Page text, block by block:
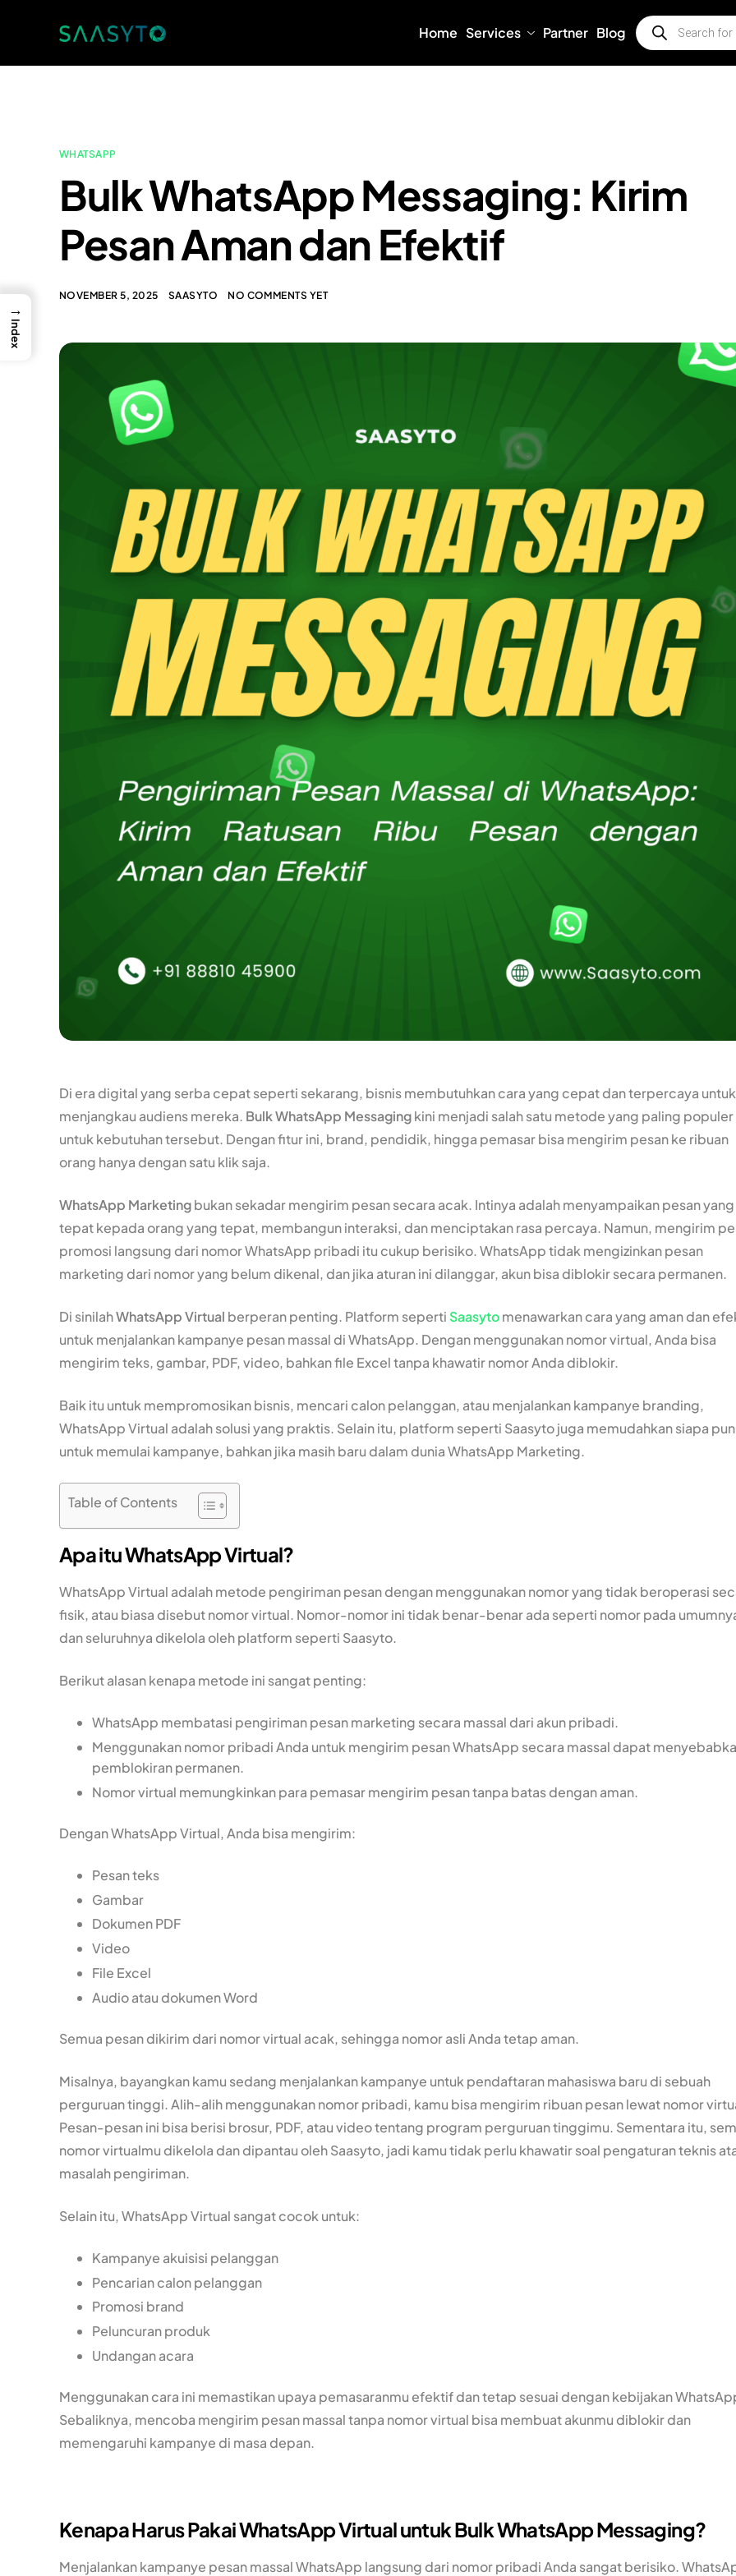
Home Services Partner Blog
WHATSAPP
Bulk WhatsApp Messaging: Kirim
Pesan Aman dan Efektif
NOVEMBER 5, 2025 SAASYTO NO COMMENTS YET
Di era digital yang serba cepat seperti sekarang, bisnis membutuhkan cara yang cepat dan terpercaya untuk
menjangkau audiens mereka. Bulk WhatsApp Messagingkini menjadi salah satu metode yang paling populer
untuk kebutuhan tersebut. Dengan fitur ini, brand, pendidik, hingga pemasar bisa mengirim pesan ke ribuan
orang hanya dengan satu klik saja.
WhatsApp Marketingbukan sekadar mengirim pesan secara acak. Intinya adalah menyampaikan pesan yang
tepat kepada orang yang tepat, membangun interaksi, dan menciptakan rasa percaya. Namun, mengirim
promosi langsung dari nomor WhatsApp pribadi itu cukup berisiko. WhatsApp tidak mengizinkan pesan
marketing dari nomor yang belum dikenal, dan jika aturan ini dilanggar, akun bisa diblokir secara permanen.
Di sinilahWhatsApp Virtual berperan penting. Platform seperti Saasytomenawarkan cara yang aman dan
untuk menjalankan kampanye pesan massal di WhatsApp. Dengan menggunakan nomor virtual, Anda bisa
mengirim teks, gambar, PDF, video, bahkan file Excel tanpa khawatir nomor Anda diblokir.
Baik itu untuk mempromosikan bisnis, mencari calon pelanggan, atau menjalankan kampanye branding,
WhatsApp Virtual adalah solusi yang praktis. Selain itu, platform seperti Saasyto juga memudahkan siapa pun
untuk memulai kampanye, bahkan jika masih baru dalam dunia WhatsApp Marketing.
Table of Contents
Apa itu WhatsApp Virtual?
WhatsApp Virtual adalah metode pengiriman pesan dengan menggunakan nomor yang tidak beroperasi
fisik, atau biasa disebut nomor virtual. Nomor-nomor ini tidak benar-benar ada seperti nomor pada
dan seluruhnya dikelola oleh platform seperti Saasyto.
Berikut alasan kenapa metode ini sangat penting:
WhatsApp membatasi pengiriman pesan marketing secara massal dari akun pribadi.
Menggunakan nomor pribadi Anda untuk mengirim pesan WhatsApp secara massal dapat
pemblokiran permanen.
Nomor virtual memungkinkan para pemasar mengirim pesan tanpa batas dengan aman.
Dengan WhatsApp Virtual, Anda bisa mengirim:
Pesan teks
Gambar
Dokumen PDF
Video
File Excel
Audio atau dokumen Word
Semua pesan dikirim dari nomor virtual acak, sehingga nomor asli Anda tetap aman.
Misalnya, bayangkan kamu sedang menjalankan kampanye untuk pendaftaran mahasiswa baru di sebuah
perguruan tinggi. Alih-alih menggunakan nomor pribadi, kamu bisa mengirim ribuan pesan lewat nomor
Pesan-pesan ini bisa berisi brosur, PDF, atau video tentang program perguruan tinggimu. Sementara itu,
nomor virtualmu dikelola dan dipantau oleh Saasyto, jadi kamu tidak perlu khawatir soal pengaturan teknis
masalah pengiriman.
Selain itu, WhatsApp Virtual sangat cocok untuk:
Kampanye akuisisi pelanggan
Pencarian calon pelanggan
Promosi brand
Peluncuran produk
Undangan acara
Menggunakan cara ini memastikan upaya pemasaranmu efektif dan tetap sesuai dengan kebijakan
Sebaliknya, mencoba mengirim pesan massal tanpa nomor virtual bisa membuat akunmu diblokir dan
memengaruhi kampanye di masa depan.
Kenapa Harus Pakai WhatsApp Virtual untuk Bulk WhatsApp Messaging?
Menjalankan kampanye pesan massal WhatsApp langsung dari nomor pribadi Anda sangat berisiko.
→
Index